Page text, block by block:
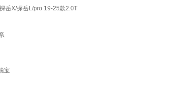
岳X/探岳L/pro 19-25款2.0T
宝